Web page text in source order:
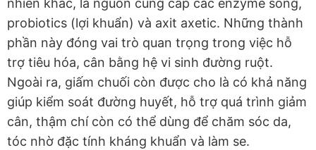
nhiên khác, là nguồn cung cấp các enzyme sống,
probiotics (lợi khuẩn) và axit axetic. Những thành
phần này đóng vai trò quan trọng trong việc hỗ
trợ tiêu hóa, cân bằng hệ vi sinh đường ruột.
Ngoài ra, giấm chuối còn được cho là có khả năng
giúp kiểm soát đường huyết, hỗ trợ quá trình giảm
cân, thậm chí còn có thể dùng để chăm sóc da,
tóc nhờ đặc tính kháng khuẩn và làm se.